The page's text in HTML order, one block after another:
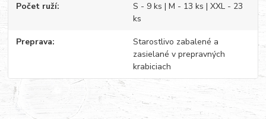
Počet ruží
S - 9 ks | M - 13 ks | XXL - 23
ks
Preprava
Starostlivo zabalené a
zasielané v prepravných
krabiciach